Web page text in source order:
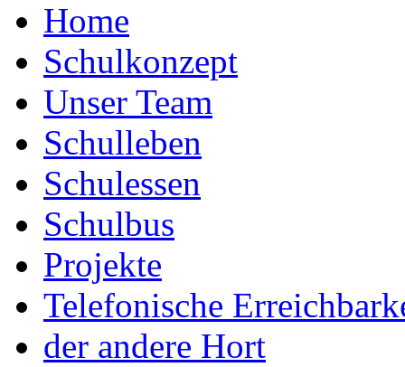
Home
Schulkonzept
Unser Team
Schulleben
Schulessen
Schulbus
Projekte
Telefonische
der andere Hort